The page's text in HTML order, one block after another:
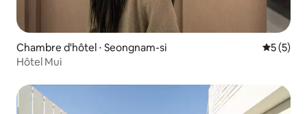
Chambre d'hôtel ⋅ Seongnam-si
5 (5)
Hôtel Mui